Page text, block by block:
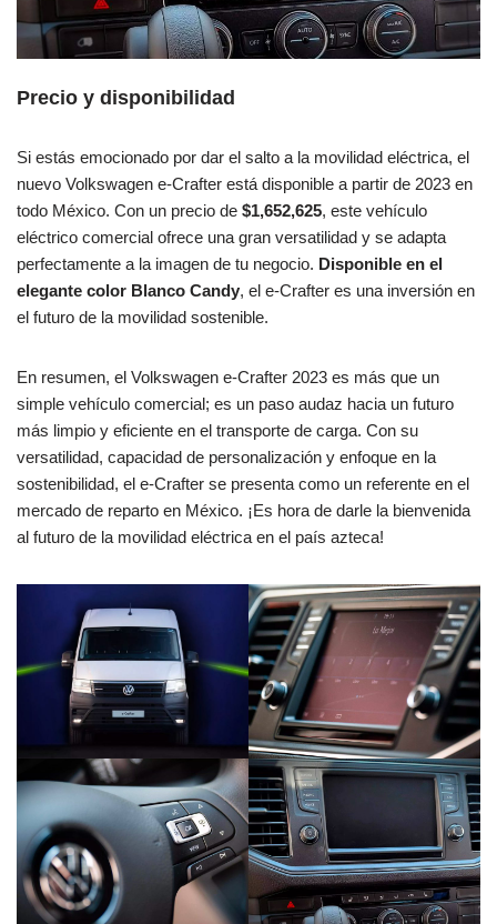
Precio y disponibilidad
Si estás emocionado por dar el salto a la movilidad eléctrica, el
nuevo Volkswagen e-Crafter está disponible a partir de 2023 en
todo México. Con un precio de $1,652,625, este vehículo
eléctrico comercial ofrece una gran versatilidad y se adapta
perfectamente a la imagen de tu negocio. Disponible en el
elegante color Blanco Candy, el e-Crafter es una inversión en
el futuro de la movilidad sostenible.
En resumen, el Volkswagen e-Crafter 2023 es más que un
simple vehículo comercial; es un paso audaz hacia un futuro
más limpio y eficiente en el transporte de carga. Con su
versatilidad, capacidad de personalización y enfoque en la
sostenibilidad, el e-Crafter se presenta como un referente en el
mercado de reparto en México. ¡Es hora de darle la bienvenida
al futuro de la movilidad eléctrica en el país azteca!